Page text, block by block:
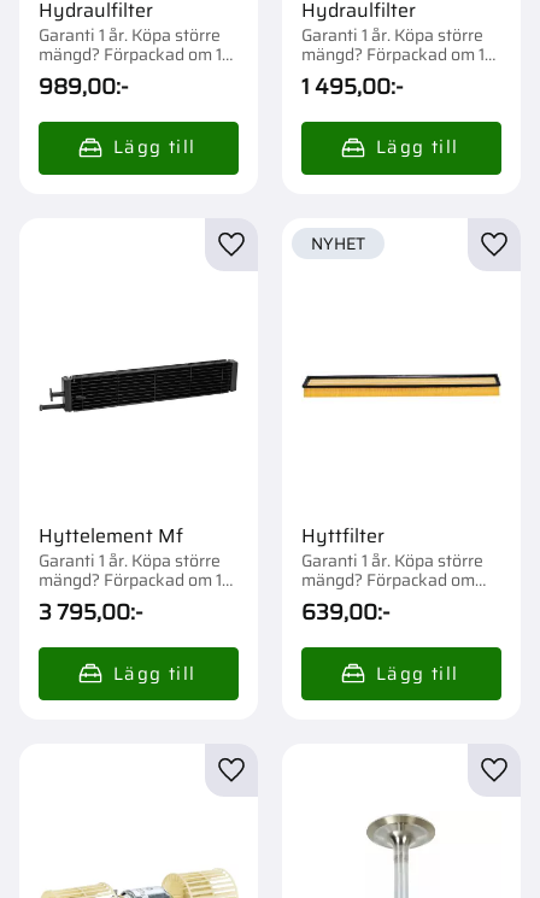
Hydraulfilter
Garanti 1 år. Köpa större
mängd? Förpackad om 1
st.
989,00:-
Hydraulfilter
Garanti 1 år. Köpa större
mängd? Förpackad om 1
st.
1 495,00:-
Hyttelement Mf
Garanti 1 år. Köpa större
mängd? Förpackad om 1
st.
3 795,00:-
Lägg till i favoriter
Hyttfilter
Garanti 1 år. Köpa större
mängd? Förpackad om
1/10 st.
639,00:-
NYHET
Lägg till i favoriter